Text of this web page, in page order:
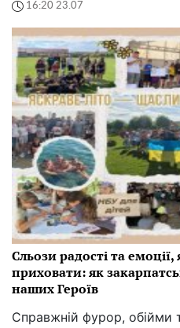
16:20 23.07
Сльози радості та
приховати: як
наших Героїв
Справжній фурор, обійми